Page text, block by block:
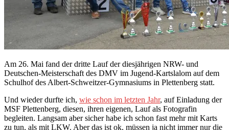
Am 26. Mai fand der dritte Lauf der diesjährigen NRW- und
Deutschen-Meisterschaft des DMV im Jugend-Kartslalom auf dem
Schulhof des Albert-Schweitzer-Gymnasiums in Plettenberg statt.
Und wieder durfte ich, wie schon im letzten Jahr, auf Einladung der
MSF Plettenberg, diesen, ihren eigenen, Lauf als Fotografin
begleiten. Langsam aber sicher habe ich schon fast mehr mit Karts
zu tun, als mit LKW. Aber das ist ok, müssen ja nicht immer nur die